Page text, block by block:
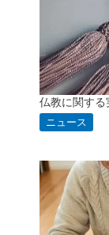
仏教に関す
ニュース